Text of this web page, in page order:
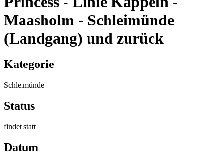
Maasholm - Schleimünde
(Landgang) und zurück
Kategorie
Schleimünde
Status
findet statt
Datum